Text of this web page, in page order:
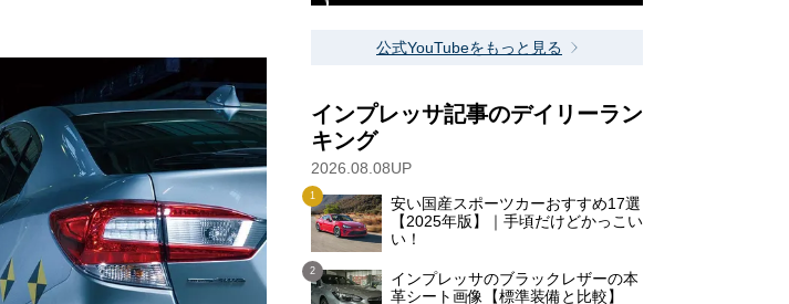
公式YouTubeをもっと見る
インプレッサ記事のデイリーラン
キング
2026.08.08UP
安い国産スポーツカーおすすめ17選
【2025年版】｜手頃だけどかっこい
い！
インプレッサのブラックレザーの本
革シート画像【標準装備と比較】